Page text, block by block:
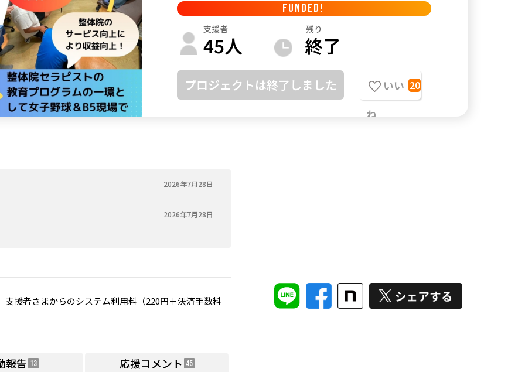
徳島 香川 愛媛 高知
福岡 佐賀 長崎 熊本 大分 鹿児島 沖縄
FUNDED!
支援者
45人
残り
終了
プロジェクトは終了しました
いい
ね
20
2026年7月28日
2026年7月28日
援者さまからのシステム利用料（220円＋決済手数料
報告 13 応援コメント 45